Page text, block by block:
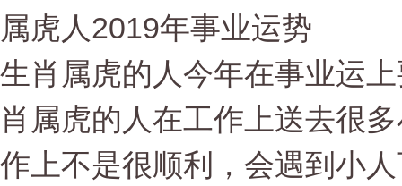
属虎人2019年事业运势
生肖属虎的人今年在事业运
肖属虎的人在工作上送去很
作上不是很顺利，会遇到小